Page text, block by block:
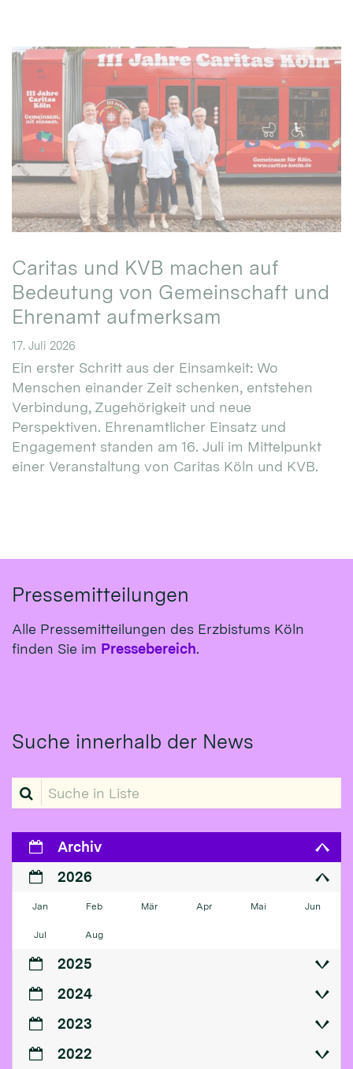
Caritas und KVB machen auf
Bedeutung von Gemeinschaft und
Ehrenamt aufmerksam
17. Juli 2026
Ein erster Schritt aus der Einsamkeit: Wo
Menschen einander Zeit schenken, entstehen
Verbindung, Zugehörigkeit und neue
Perspektiven. Ehrenamtlicher Einsatz und
Engagement standen am 16. Juli im Mittelpunkt
einer Veranstaltung von Caritas Köln und KVB.
Pressemitteilungen
Alle Pressemitteilungen des Erzbistums Köln
finden Sie im Pressebereich.
Suche innerhalb der News
Suche in Liste
Archiv
2026
Jan Feb Mär Apr Mai Jun
Jul Aug
2025
2024
2023
2022